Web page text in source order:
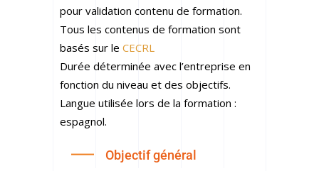
pour validation contenu de formation.
Tous les contenus de formation sont
basés sur le CECRL
Durée déterminée avec l’entreprise en
fonction du niveau et des objectifs.
Langue utilisée lors de la formation :
espagnol.
Objectif général